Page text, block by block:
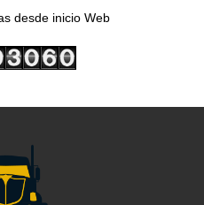
desde inicio Web